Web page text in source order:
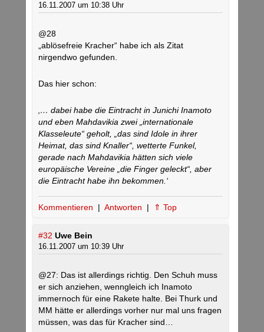
16.11.2007 um 10:38 Uhr
@28
„ablösefreie Kracher“ habe ich als Zitat
nirgendwo gefunden.
Das hier schon:
‚… dabei habe die Eintracht in Junichi Inamoto
und eben Mahdavikia zwei „internationale
Klasseleute“ geholt, „das sind Idole in ihrer
Heimat, das sind Knaller“, wetterte Funkel,
gerade nach Mahdavikia hätten sich viele
europäische Vereine „die Finger geleckt“, aber
die Eintracht habe ihn bekommen.‘
Kommentieren | Antworten | ⇑ Top
#32 Uwe Bein
16.11.2007 um 10:39 Uhr
@27: Das ist allerdings richtig. Den Schuh muss
er sich anziehen, wenngleich ich Inamoto
immernoch für eine Rakete halte. Bei Thurk und
MM hätte er allerdings vorher nur mal uns fragen
müssen, was das für Kracher sind…